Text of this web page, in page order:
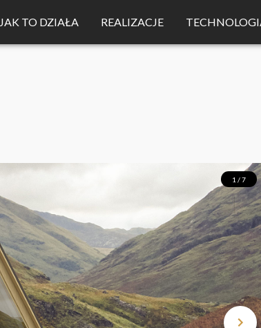
JAK TO DZIAŁA REALIZACJE
1 / 7